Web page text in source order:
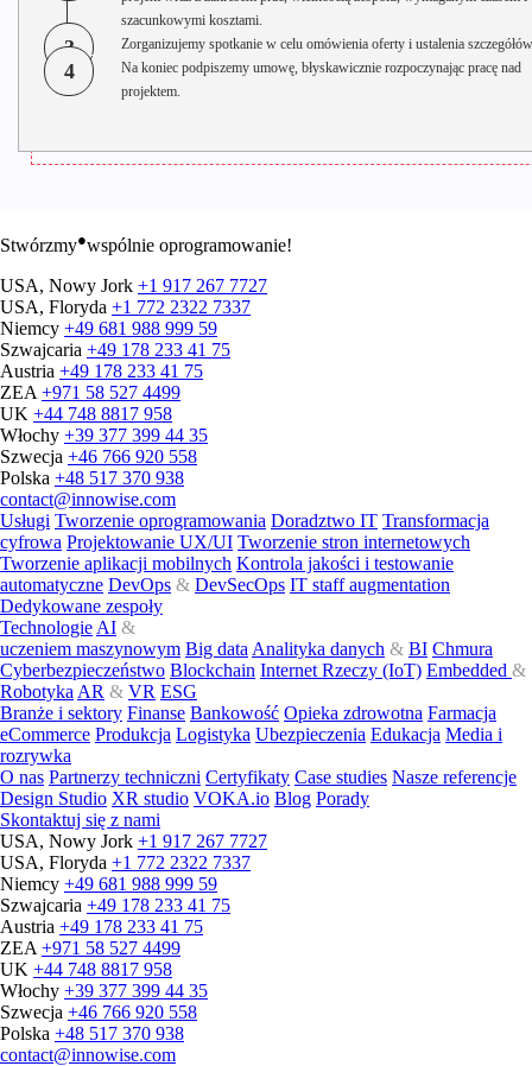
szacunkowymi kosztami.
3 Zorganizujemy spotkanie w celu omówienia oferty i ustalenia
4
Na koniec podpiszemy umowę, błyskawicznie rozpoczynając pracę nad
projektem.
Stwórzmy●wspólnie oprogramowanie!
USA, Nowy Jork +1 917 267 7727
USA, Floryda +1 772 2322 7337
Niemcy +49 681 988 999 59
Szwajcaria +49 178 233 41 75
Austria +49 178 233 41 75
ZEA +971 58 527 4499
UK +44 748 8817 958
Włochy +39 377 399 44 35
Szwecja +46 766 920 558
Polska +48 517 370 938
contact@innowise.com
Usługi Tworzenie oprogramowania Doradztwo IT Transformacja
cyfrowa Projektowanie UX/UI Tworzenie stron internetowych
Tworzenie aplikacji mobilnych Kontrola jakości i testowanie
automatyczne DevOps & DevSecOps IT staff augmentation
Dedykowane zespoły
Technologie AI &
uczeniem maszynowym Big data Analityka danych & BI Chmura
Cyberbezpieczeństwo Blockchain Internet Rzeczy (IoT) Embedded &
Robotyka AR & VR ESG
Branże i sektory Finanse Bankowość Opieka zdrowotna Farmacja
eCommerce Produkcja Logistyka Ubezpieczenia Edukacja Media i
rozrywka
O nas Partnerzy techniczni Certyfikaty Case studies Nasze referencje
Design Studio XR studio VOKA.io Blog Porady
Skontaktuj się z nami
USA, Nowy Jork +1 917 267 7727
USA, Floryda +1 772 2322 7337
Niemcy +49 681 988 999 59
Szwajcaria +49 178 233 41 75
Austria +49 178 233 41 75
ZEA +971 58 527 4499
UK +44 748 8817 958
Włochy +39 377 399 44 35
Szwecja +46 766 920 558
Polska +48 517 370 938
contact@innowise.com